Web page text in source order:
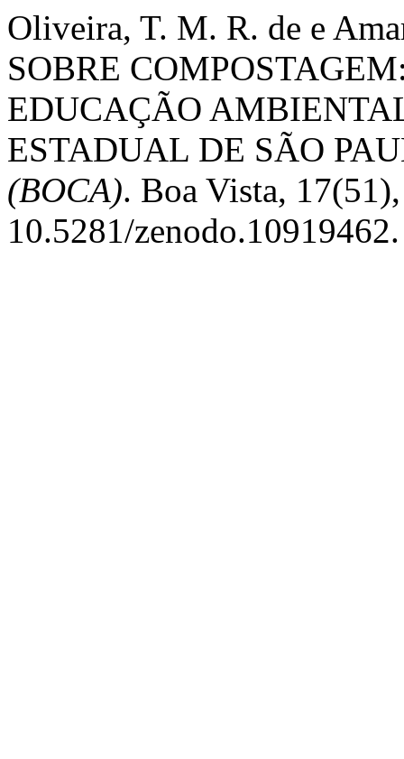
Oliveira, T. M. R. de e
SOBRE
EDUCAÇÃO
ESTADUAL DE SÃO
(BOCA). Boa Vista,
10.5281/zenodo.10919462.